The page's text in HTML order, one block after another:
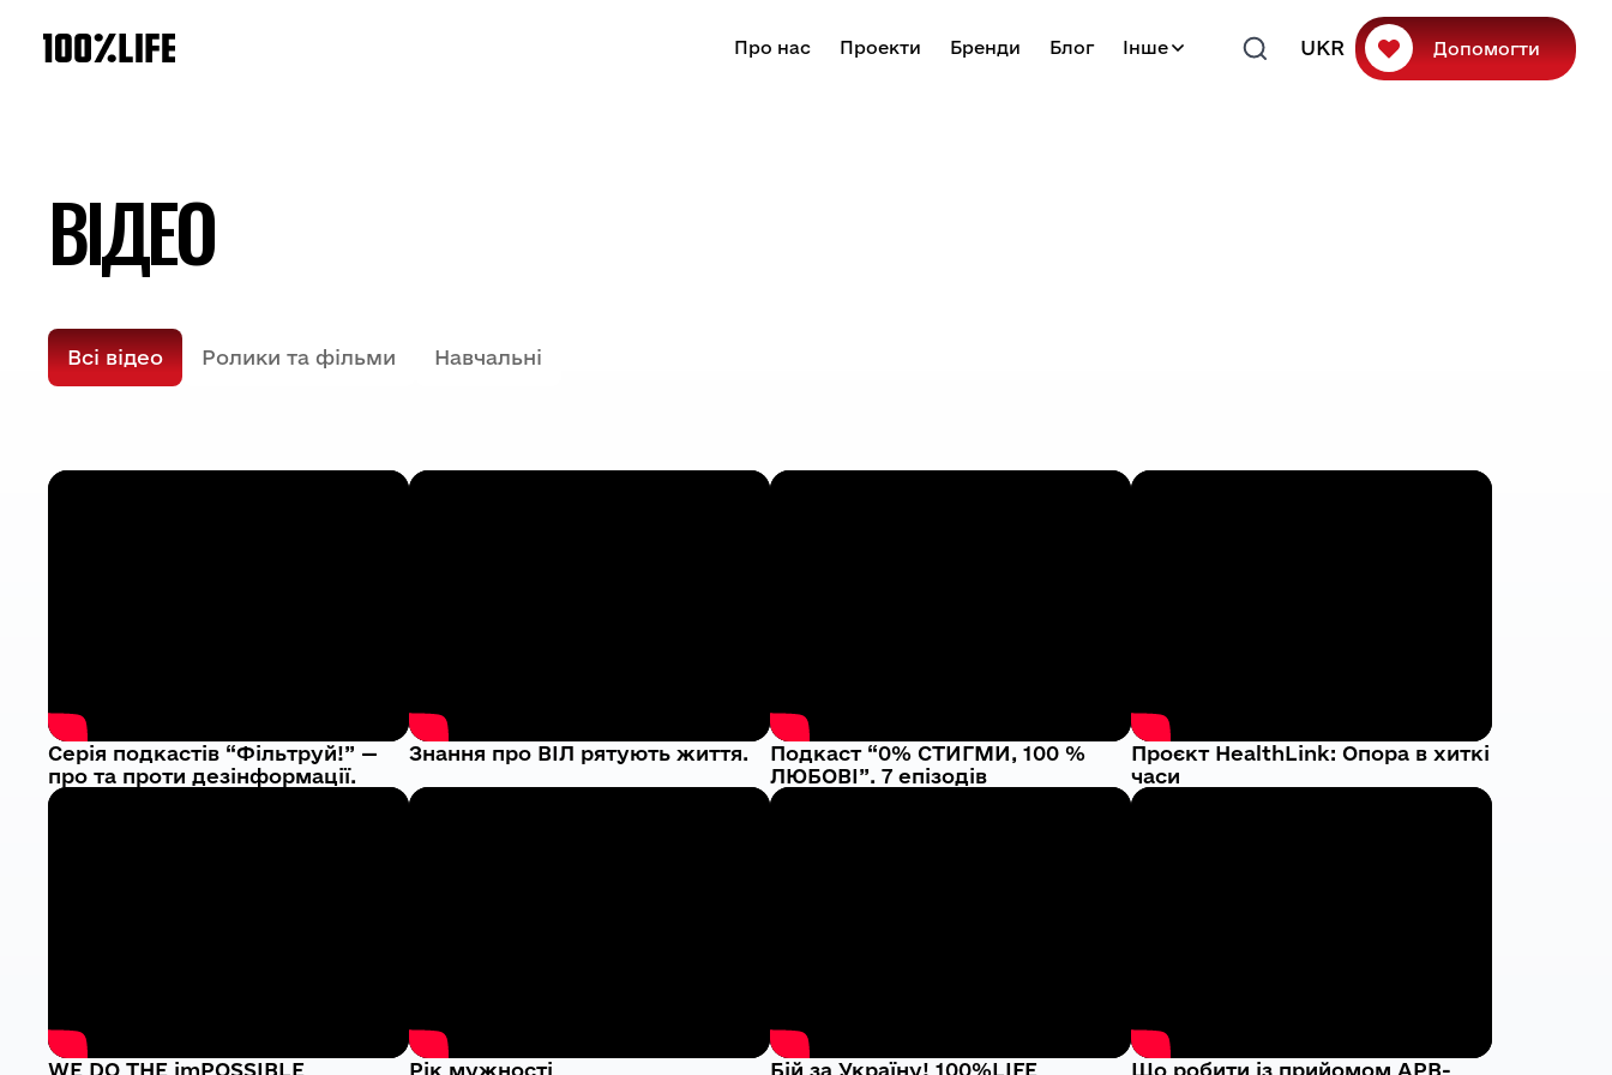
Про нас Проекти Бренди Блог Інше UKR Допомогти
ВІДЕО
Всі відео Ролики та фільми Навчальні
Серія подкастів “Фільтруй!” —
про та проти дезінформації.
Знання про ВІЛ рятують життя.
Подкаст “0% СТИГМИ, 100 %
ЛЮБОВІ”. 7 епізодів
Проєкт HealthLink: Опора в хиткі
часи
WE DO THE imPOSSIBLE Рік мужності Бій за Україну! 100%LIFE
Що робити із прийомом АРВ-